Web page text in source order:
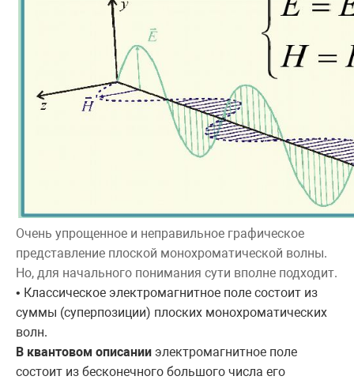
Очень упрощенное и неправильное графическое
представление плоской монохроматической волны.
Но, для начального понимания сути вполне подходит.
• Классическое электромагнитное поле состоит из
суммы (суперпозиции) плоских монохроматических
волн.
В квантовом описании электромагнитное поле
состоит из бесконечного большого числа его